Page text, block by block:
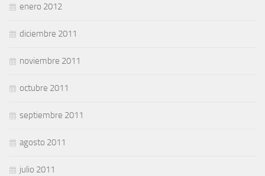
enero 2012
diciembre 2011
noviembre 2011
octubre 2011
septiembre 2011
agosto 2011
julio 2011